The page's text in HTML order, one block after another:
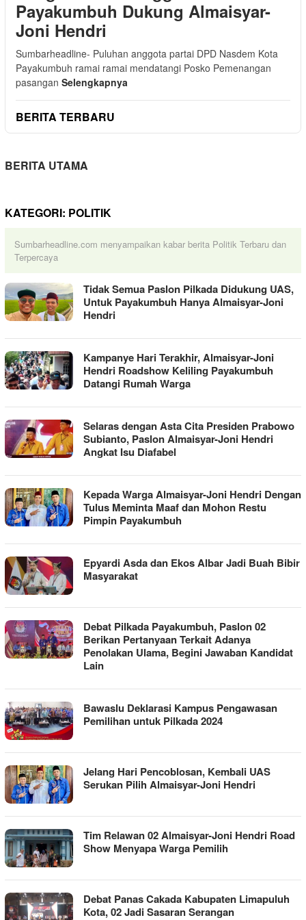
Payakumbuh Dukung Almaisyar-
Joni Hendri
Sumbarheadline- Puluhan anggota partai DPD Nasdem Kota
Payakumbuh ramai ramai mendatangi Posko Pemenangan
pasangan Selengkapnya
BERITA TERBARU
BERITA UTAMA
KATEGORI: POLITIK
Sumbarheadline.com menyampaikan kabar berita Politik Terbaru dan
Terpercaya
Tidak Semua Paslon Pilkada Didukung UAS,
Untuk Payakumbuh Hanya Almaisyar-Joni
Hendri
Kampanye Hari Terakhir, Almaisyar-Joni
Hendri Roadshow Keliling Payakumbuh
Datangi Rumah Warga
Selaras dengan Asta Cita Presiden Prabowo
Subianto, Paslon Almaisyar-Joni Hendri
Angkat Isu Diafabel
Kepada Warga Almaisyar-Joni Hendri Dengan
Tulus Meminta Maaf dan Mohon Restu
Pimpin Payakumbuh
Epyardi Asda dan Ekos Albar Jadi Buah Bibir
Masyarakat
Debat Pilkada Payakumbuh, Paslon 02
Berikan Pertanyaan Terkait Adanya
Penolakan Ulama, Begini Jawaban Kandidat
Lain
Bawaslu Deklarasi Kampus Pengawasan
Pemilihan untuk Pilkada 2024
Jelang Hari Pencoblosan, Kembali UAS
Serukan Pilih Almaisyar-Joni Hendri
Tim Relawan 02 Almaisyar-Joni Hendri Road
Show Menyapa Warga Pemilih
Debat Panas Cakada Kabupaten Limapuluh
Kota, 02 Jadi Sasaran Serangan